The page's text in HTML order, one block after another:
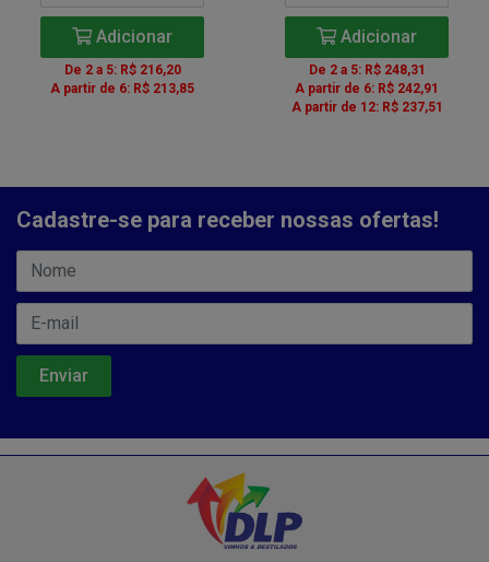
Adicionar
De 2 a 5: R$ 216,20
A partir de 6: R$ 213,85
Adicionar
De 2 a 5: R$ 248,31
A partir de 6: R$ 242,91
A partir de 12: R$ 237,51
Cadastre-se para receber nossas ofertas!